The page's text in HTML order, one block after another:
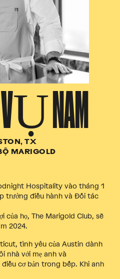
NAM
TX
MARIGOLD
Hospitality vào tháng 1
trưởng điều hành và Đối tác
của họ, The Marigold Club, sẽ
2024.
tình yêu của Austin dành
nhà với mẹ anh và
cơ bản trong bếp. Khi anh